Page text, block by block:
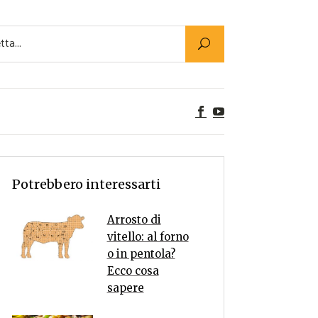
Utility
Alimenti
Rumors
Potrebbero interessarti
Arrosto di
vitello: al forno
o in pentola?
Ecco cosa
sapere